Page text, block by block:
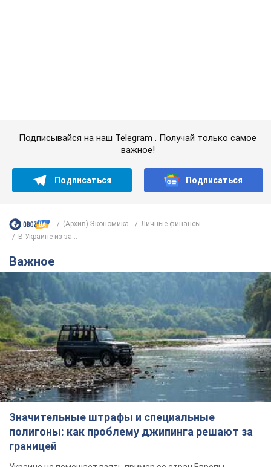
Подписывайся на наш Telegram . Получай только самое
важное!
Подписаться Подписаться
(Архив) Экономика
Личные финансы
В Украине из-за...
Важное
Значительные штрафы и специальные
полигоны: как проблему джипинга решают за
границей